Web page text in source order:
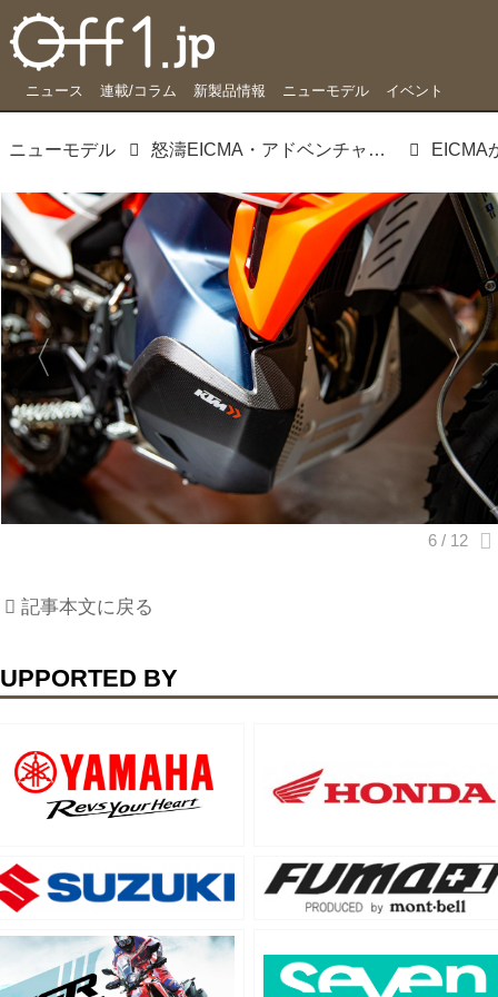
ニュース 連載/コラム 新製品情報 ニューモデル イベント
ニューモデル 怒濤EICMA・アドベンチャーモデル随一のオフロード性能がここに。790 ADVENTURE R RALLY
記事本文に戻る
BY